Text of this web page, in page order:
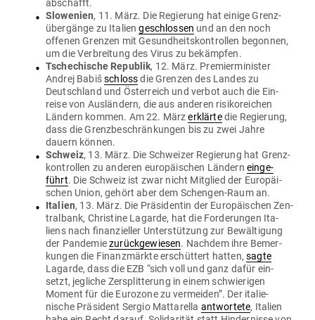
abschafft.
Slo­wenien, 11. März. Die Regierung hat einige Grenz­
über­gänge zu Italiengeschlossen und an den noch
offenen Grenzen mit Gesund­heits­kon­trollen begonnen,
um die Ver­breitung des Virus zu bekämpfen.
Tsche­chische Republik, 12. März. Pre­mier­mi­nister
Andrej Babišschlossdie Grenzen des Landes zu
Deutschland und Öster­reich und verbot auch die Ein­
reise von Aus­ländern, die aus anderen risi­ko­reichen
Ländern kommen. Am 22. Märzerklärtedie Regierung,
dass die Grenz­be­schrän­kungen bis zu zwei Jahre
dauern können.
Schweiz, 13. März. Die Schweizer Regierung hat Grenz­
kon­trollen zu anderen euro­päi­schen Ländern ein­ge­
führt. Die Schweiz ist zwar nicht Mit­glied der Euro­päi­
schen Union, gehört aber dem Schengen-Raum an.
Italien, 13. März. Die Prä­si­dentin der Euro­päi­schen Zen­
tralbank, Christine Lagarde, hat die For­de­rungen Ita­
liens nach finan­zi­eller Unter­stützung zur Bewäl­tigung
der Pan­demiezurück­ge­wiesen. Nachdem ihre Bemer­
kungen die Finanz­märkte erschüttert hatten,sagte
Lagarde, dass die EZB “sich voll und ganz dafür ein­
setzt, jeg­liche Zer­split­terung in einem schwie­rigen
Moment für die Eurozone zu ver­meiden”. Der ita­lie­
nische Prä­sident Sergio Mat­tarella ant­wortete, Italien